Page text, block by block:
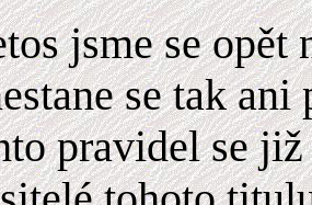
jsme se opět
se tak
pravidel se